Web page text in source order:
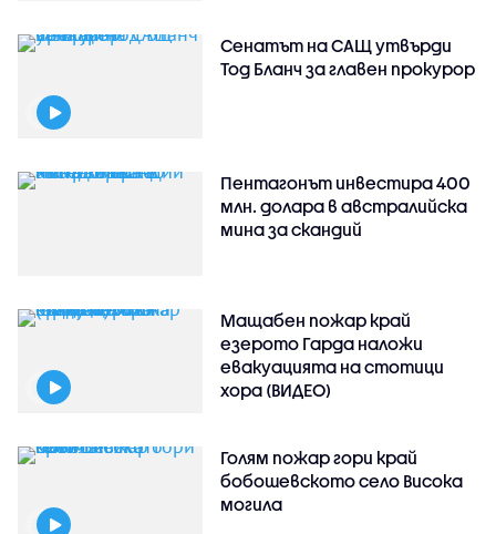
Сенатът на САЩ утвърди
Тод Бланч за главен прокурор
Пентагонът инвестира 400
млн. долара в австралийска
мина за скандий
Мащабен пожар край
езерото Гарда наложи
евакуацията на стотици
хора (ВИДЕО)
Голям пожар гори край
бобошевското село Висока
могила